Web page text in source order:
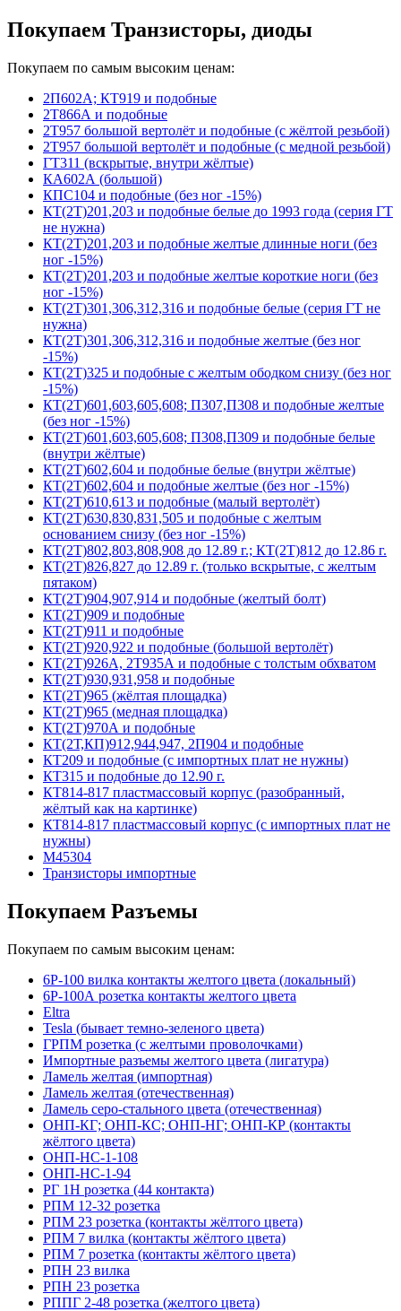
Покупаем Транзисторы, диоды
Покупаем по самым высоким ценам:
2П602А; КТ919 и подобные
2Т866А и подобные
2Т957 большой вертолёт и подобные (с жёлтой резьбой)
2Т957 большой вертолёт и подобные (с медной резьбой)
ГТ311 (вскрытые, внутри жёлтые)
КА602А (большой)
КПС104 и подобные (без ног -15%)
КТ(2Т)201,203 и подобные белые до 1993 года (серия ГТ
не нужна)
КТ(2Т)201,203 и подобные желтые длинные ноги (без
ног -15%)
КТ(2Т)201,203 и подобные желтые короткие ноги (без
ног -15%)
КТ(2Т)301,306,312,316 и подобные белые (серия ГТ не
нужна)
КТ(2Т)301,306,312,316 и подобные желтые (без ног
-15%)
КТ(2Т)325 и подобные с желтым ободком снизу (без ног
-15%)
КТ(2Т)601,603,605,608; П307,П308 и подобные желтые
(без ног -15%)
КТ(2Т)601,603,605,608; П308,П309 и подобные белые
(внутри жёлтые)
КТ(2Т)602,604 и подобные белые (внутри жёлтые)
КТ(2Т)602,604 и подобные желтые (без ног -15%)
КТ(2Т)610,613 и подобные (малый вертолёт)
КТ(2Т)630,830,831,505 и подобные с желтым
основанием снизу (без ног -15%)
КТ(2Т)802,803,808,908 до 12.89 г.; КТ(2Т)812 до 12.86 г.
КТ(2Т)826,827 до 12.89 г. (только вскрытые, с желтым
пятаком)
КТ(2Т)904,907,914 и подобные (желтый болт)
КТ(2Т)909 и подобные
КТ(2Т)911 и подобные
КТ(2Т)920,922 и подобные (большой вертолёт)
КТ(2Т)926А, 2Т935А и подобные с толстым обхватом
КТ(2Т)930,931,958 и подобные
КТ(2Т)965 (жёлтая площадка)
КТ(2Т)965 (медная площадка)
КТ(2Т)970А и подобные
КТ(2Т,КП)912,944,947, 2П904 и подобные
КТ209 и подобные (с импортных плат не нужны)
КТ315 и подобные до 12.90 г.
КТ814-817 пластмассовый корпус (разобранный,
жёлтый как на картинке)
КТ814-817 пластмассовый корпус (с импортных плат не
нужны)
М45304
Транзисторы импортные
Покупаем Разъемы
Покупаем по самым высоким ценам:
6Р-100 вилка контакты желтого цвета (локальный)
6Р-100А розетка контакты желтого цвета
Eltra
Tesla (бывает темно-зеленого цвета)
ГРПМ розетка (с желтыми проволочками)
Импортные разъемы желтого цвета (лигатура)
Ламель желтая (импортная)
Ламель желтая (отечественная)
Ламель серо-стального цвета (отечественная)
ОНП-КГ; ОНП-КС; ОНП-НГ; ОНП-КР (контакты
жёлтого цвета)
ОНП-НС-1-108
ОНП-НС-1-94
РГ 1Н розетка (44 контакта)
РПМ 12-32 розетка
РПМ 23 розетка (контакты жёлтого цвета)
РПМ 7 вилка (контакты жёлтого цвета)
РПМ 7 розетка (контакты жёлтого цвета)
РПН 23 вилка
РПН 23 розетка
РППГ 2-48 розетка (желтого цвета)